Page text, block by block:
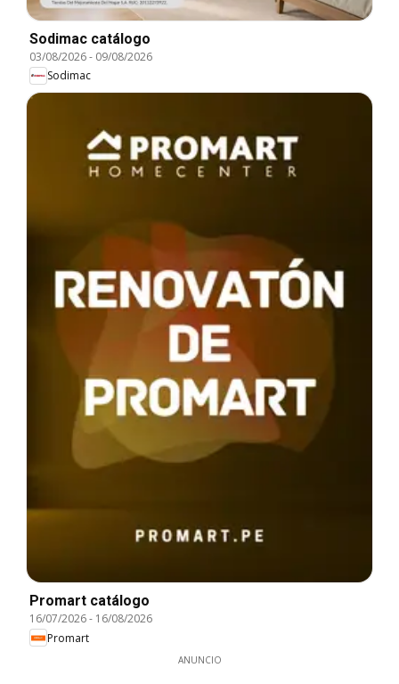
Sodimac catálogo
03/08/2026- 09/08/2026
Sodimac
Promart catálogo
16/07/2026- 16/08/2026
Promart
ANUNCIO